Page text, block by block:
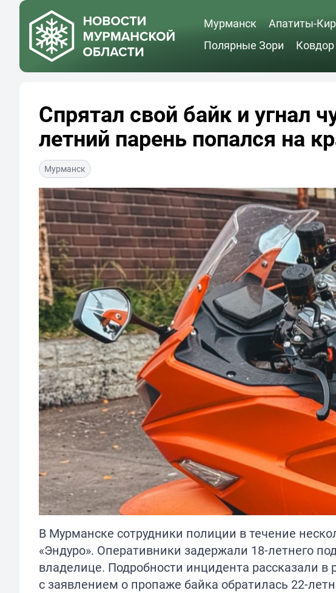
Мурманск Апатиты-
Полярные Зори
Ковдор
Спрятал свой байк и угнал
летний парень попался на
Мурманск
В Мурманске сотрудники полиции в течение
«Эндуро». Оперативники задержали 18-летнего
владелице. Подробности инцидента рассказали
с заявлением о пропаже байка обратилась 22-